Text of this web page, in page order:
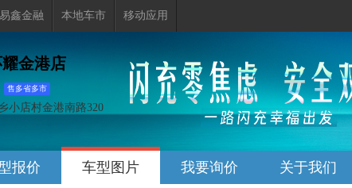
易鑫金融 本地车市 移动应用
金港店
售多省多市
小店村金港南路320
报价 车型图片 我要询价 关于我们